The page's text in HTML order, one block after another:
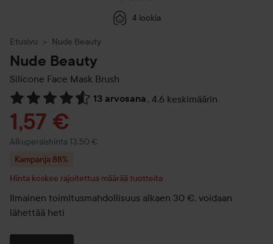
4 lookia
Etusivu Nude Beauty
Nude Beauty
Silicone Face Mask Brush
13 arvosana , 4.6 keskimäärin
Siirtyä jhk Arvosana & kommentit
Tarjoushinta
1,57 €
Alkuperäishinta 13,50 €
Normaali hinta 13,50 €
Kampanja 88%
Hinta koskee rajoitettua määrää tuotteita
Ilmainen toimitusmahdollisuus alkaen 30 €, voidaan
lähettää heti